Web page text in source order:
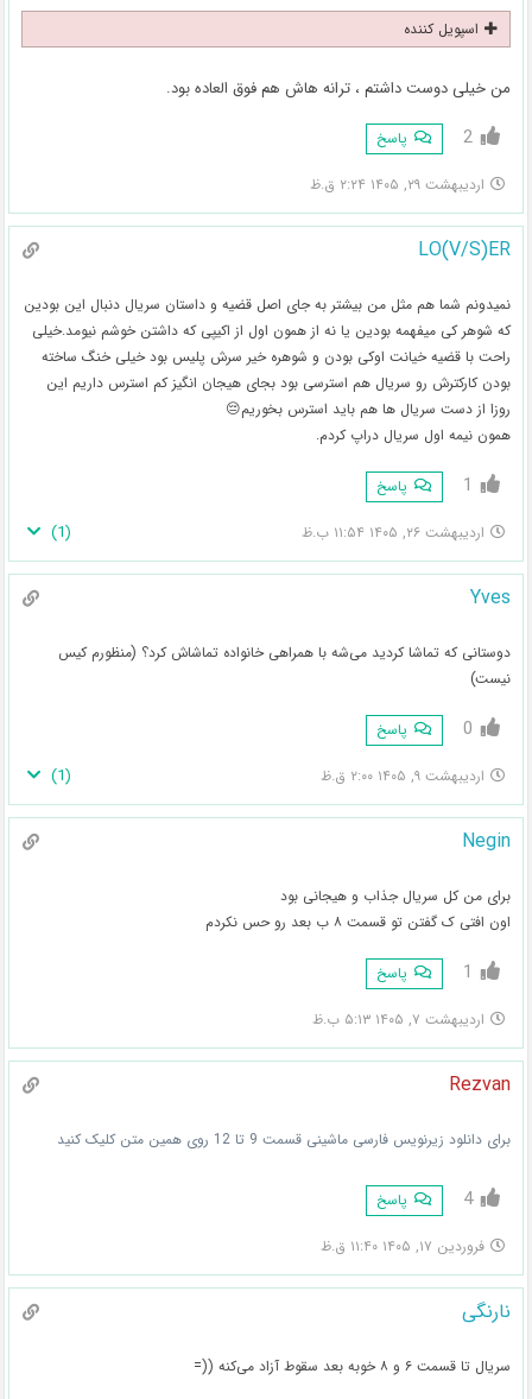
اسپویل کننده
من خیلی دوست داشتم ، ترانه هاش هم فوق العاده بود.
2 پاسخ
اردیبهشت ۲۹, ۱۴۰۵ ۲:۲۴ ق.ظ
LO(V/S)ER
نمیدونم شما هم مثل من بیشتر به جای اصل قضیه و داستان سریال دنبال این بودین
که شوهر کی میفهمه بودین یا نه از همون اول از اکیپی که داشتن خوشم نیومد.خیلی
راحت با قضیه خیانت اوکی بودن و شوهره خیر سرش پلیس بود خیلی خنگ ساخته
بودن کارکترش رو سریال هم استرسی بود بجای هیجان انگیز کم استرس داریم این
روزا از دست سریال ها هم باید استرس بخوریم😔
همون نیمه اول سریال دراپ کردم.
1 پاسخ
اردیبهشت ۲۶, ۱۴۰۵ ۱۱:۵۴ ب.ظ (
1
)
Yves
دوستانی که تماشا کردید می‌شه با همراهی خانواده تماشاش کرد؟ (منظورم کیس
نیست)
0 پاسخ
اردیبهشت ۹, ۱۴۰۵ ۲:۰۰ ق.ظ (
1
)
Negin
برای من کل سریال جذاب و هیجانی بود
اون افتی ک گفتن تو قسمت ۸ ب بعد رو حس نکردم
1 پاسخ
اردیبهشت ۷, ۱۴۰۵ ۵:۱۳ ب.ظ
Rezvan
برای دانلود زیرنویس فارسی ماشینی قسمت 9 تا 12 روی همین متن کلیک کنید
4 پاسخ
فروردین ۱۷, ۱۴۰۵ ۱۱:۴۰ ق.ظ
نارنگی
سریال تا قسمت ۶ و ۸ خوبه بعد سقوط آزاد می‌کنه ((=